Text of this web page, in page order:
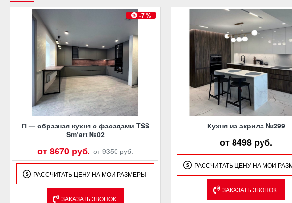
-7 %
П — образная кухня с фасадами TSS
Sm’art №02
от 8670 руб. от 9350 руб.
РАССЧИТАТЬ ЦЕНУ НА МОИ РАЗМЕРЫ
ЗАКАЗАТЬ ЗВОНОК
Кухня из акрила №299
от 8498 руб.
РАССЧИТАТЬ ЦЕНУ НА МОИ
ЗАКАЗАТЬ ЗВОНОК